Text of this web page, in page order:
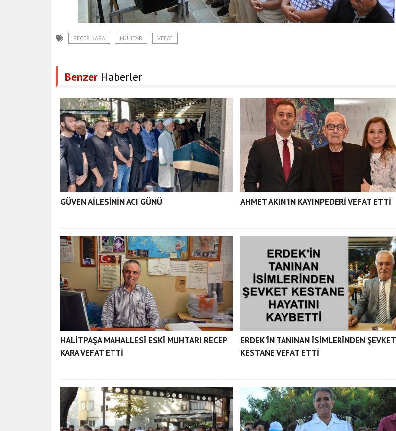
RECEP KARA MUHTAR VEFAT
Benzer Haberler
GÜVEN AİLESİNİN ACI GÜNÜ AHMET AKIN'IN KAYINPEDERİ VEFAT ETTİ
HALİTPAŞA MAHALLESİ ESKİ MUHTARI RECEP
KARA VEFAT ETTİ
ERDEK'İN TANINAN İSİMLERİNDEN ŞEVKET
KESTANE VEFAT ETTİ